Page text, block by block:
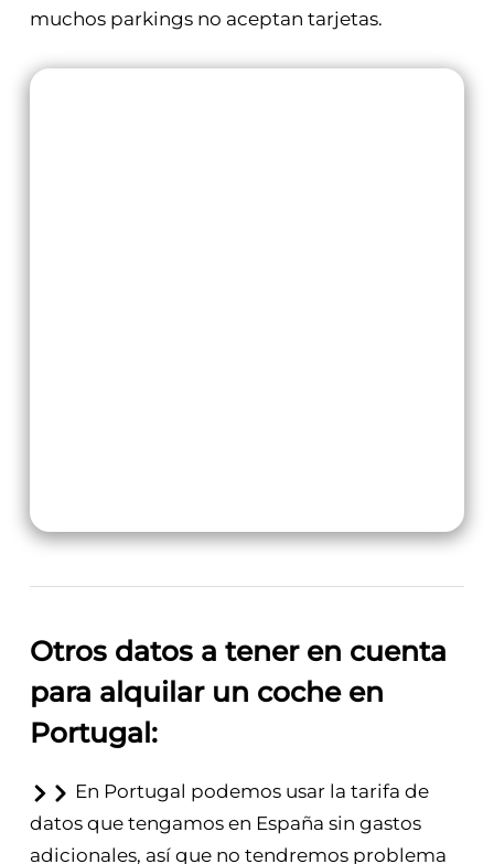
muchos parkings no aceptan tarjetas.
Otros datos a tener en cuenta
para alquilar un coche en
Portugal:
En Portugal podemos usar la tarifa de
datos que tengamos en España sin gastos
adicionales, así que no tendremos problema